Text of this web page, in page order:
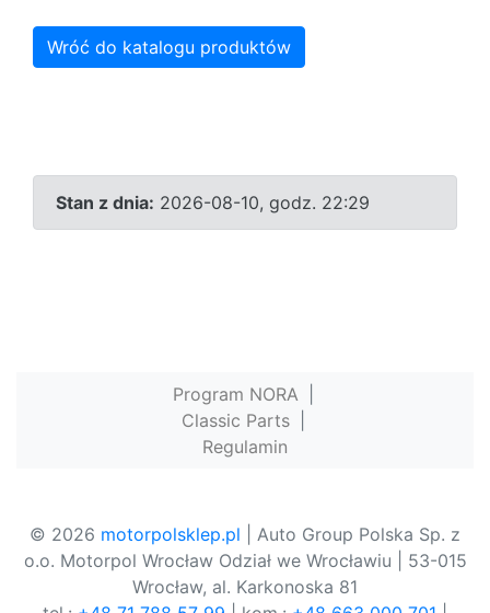
Wróć do katalogu produktów
Stan z dnia: 2026-08-10, godz. 22:29
Program NORA
Classic Parts
Regulamin
© 2026 motorpolsklep.pl | Auto Group Polska Sp. z
o.o. Motorpol Wrocław Odział we Wrocławiu | 53-015
Wrocław, al. Karkonoska 81